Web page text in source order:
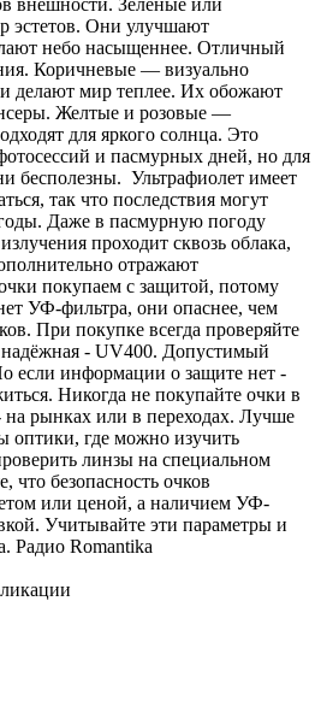
внешности. Зеленые или
эстетов. Они улучшают
небо насыщеннее. Отличный
Коричневые — визуально
и делают мир теплее. Их обожают
Желтые и розовые —
для яркого солнца. Это
и пасмурных дней, но для
бесполезны. Ультрафиолет имеет
так что последствия могут
Даже в пасмурную погоду
проходит сквозь облака,
отражают
покупаем с защитой, потому
УФ-фильтра, они опаснее, чем
При покупке всегда проверяйте
- UV400. Допустимый
если информации о защите нет -
Никогда не покупайте очки в
на рынках или в переходах. Лучше
оптики, где можно изучить
линзы на специальном
что безопасность очков
или ценой, а наличием УФ-
Учитывайте эти параметры и
Радио Romantika